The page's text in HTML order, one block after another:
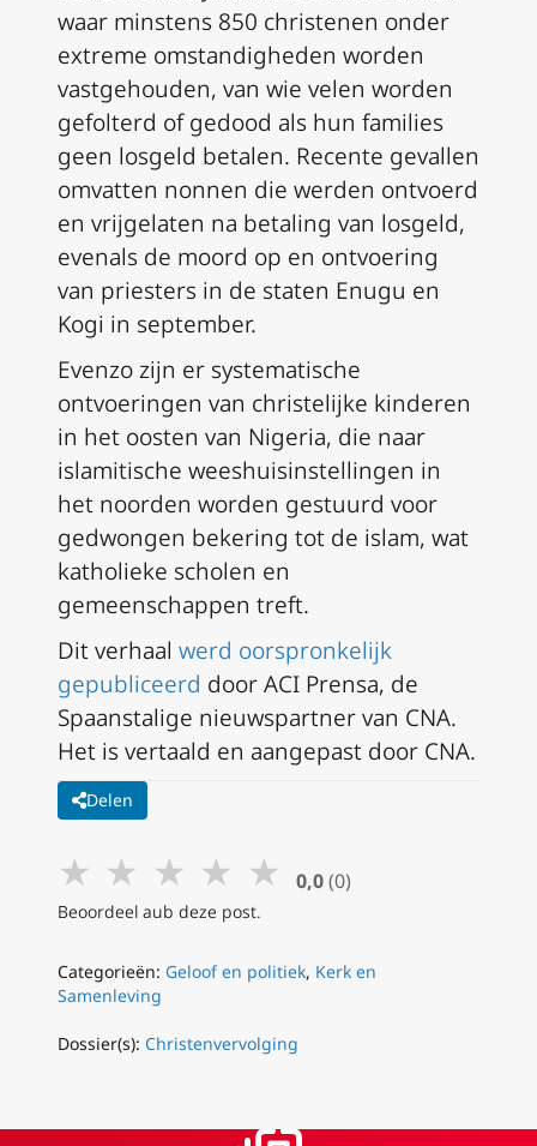
waar minstens 850 christenen onder
extreme omstandigheden worden
vastgehouden, van wie velen worden
gefolterd of gedood als hun families
geen losgeld betalen. Recente gevallen
omvatten nonnen die werden ontvoerd
en vrijgelaten na betaling van losgeld,
evenals de moord op en ontvoering
van priesters in de staten Enugu en
Kogi in september.
Evenzo zijn er systematische
ontvoeringen van christelijke kinderen
in het oosten van Nigeria, die naar
islamitische weeshuisinstellingen in
het noorden worden gestuurd voor
gedwongen bekering tot de islam, wat
katholieke scholen en
gemeenschappen treft.
Dit verhaal werd oorspronkelijk
gepubliceerd door ACI Prensa, de
Spaanstalige nieuwspartner van CNA.
Het is vertaald en aangepast door CNA.
Delen
★ ★ ★ ★ ★ 0,0 (0)
Beoordeel aub deze post.
Categorieën: Geloof en politiek, Kerk en
Samenleving
Dossier(s): Christenvervolging